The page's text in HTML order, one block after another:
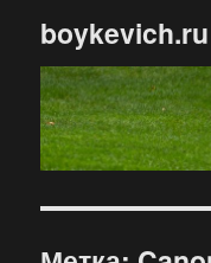
boykevich.ru